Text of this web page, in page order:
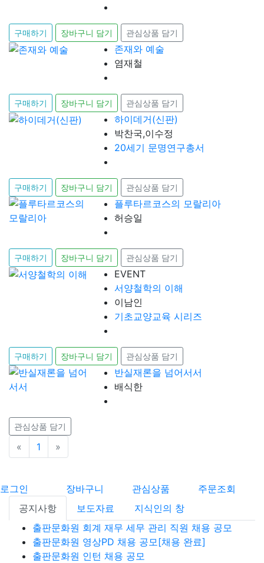
구매하기 장바구니 담기 관심상품 담기
존재와 예술
염재철
구매하기 장바구니 담기 관심상품 담기
하이데거(신판)
박찬국,이수정
20세기 문명연구총서
구매하기 장바구니 담기 관심상품 담기
플루타르코스의 모랄리아
허승일
구매하기 장바구니 담기 관심상품 담기
EVENT
서양철학의 이해
이남인
기초교양교육 시리즈
구매하기 장바구니 담기 관심상품 담기
반실재론을 넘어서서
배식한
관심상품 담기
« 이전
1 »
로그인 장바구니 관심상품
주문조회
공지사항
보도자료
지식인의 창
출판문화원 회계 재무 세무 관리 직원 채용 공모
출판문화원 영상PD 채용 공모[채용 완료]
출판문화원 인턴 채용 공모